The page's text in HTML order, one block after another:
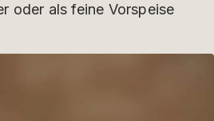
oder als feine Vorspeise